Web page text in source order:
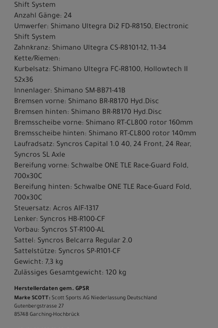
Shift System
Anzahl Gänge: 24
Umwerfer: Shimano Ultegra Di2 FD-R8150, Electronic
Shift System
Zahnkranz: Shimano Ultegra CS-R8101-12, 11-34
Kette/Riemen:
Kurbelsatz: Shimano Ultegra FC-R8100, Hollowtech II
52x36
Innenlager: Shimano SM-BB71-41B
Bremsen vorne: Shimano BR-R8170 Hyd.Disc
Bremsen hinten: Shimano BR-R8170 Hyd.Disc
Bremsscheibe vorne: Shimano RT-CL800 rotor 160mm
Bremsscheibe hinten: Shimano RT-CL800 rotor 140mm
Laufradsatz: Syncros Capital 1.0 40, 24 Front, 24 Rear,
Syncros SL Axle
Bereifung vorne: Schwalbe ONE TLE Race-Guard Fold,
700x30C
Bereifung hinten: Schwalbe ONE TLE Race-Guard Fold,
700x30C
Steuersatz: Acros AIF-1317
Lenker: Syncros HB-R100-CF
Vorbau: Syncros ST-R100-AL
Sattel: Syncros Belcarra Regular 2.0
Sattelstütze: Syncros SP-R101-CF
Gewicht: 7,3 kg
Zulässiges Gesamtgewicht: 120 kg
Herstellerdaten gem. GPSR
Marke SCOTT: Scott Sports AG Niederlassung Deutschland
Gutenbergstrasse 27
85748 Garching-­Hochbrück